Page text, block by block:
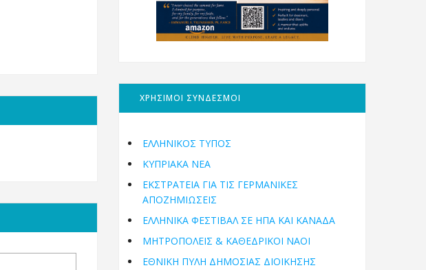
ΧΡΗΣΙΜΟΙ ΣΥΝΔΕΣΜΟΙ
ΕΛΛΗΝΙΚΟΣ ΤΥΠΟΣ
ΚΥΠΡΙΑΚΑ ΝΕΑ
ΕΚΣΤΡΑΤΕΙΑ ΓΙΑ ΤΙΣ ΓΕΡΜΑΝΙΚΕΣ
ΑΠΟΖΗΜΙΩΣΕΙΣ
ΕΛΛΗΝΙΚΆ ΦΕΣΤΙΒΆΛ ΣΕ ΗΠΑ ΚΑΙ ΚΑΝΑΔΑ
ΜΗΤΡΟΠΌΛΕΙΣ & ΚΑΘΕΔΡΙΚΟΊ ΝΑΟΊ
ΕΘΝΙΚΉ ΠΎΛΗ ΔΗΜΌΣΙΑΣ ΔΙΟΊΚΗΣΗΣ